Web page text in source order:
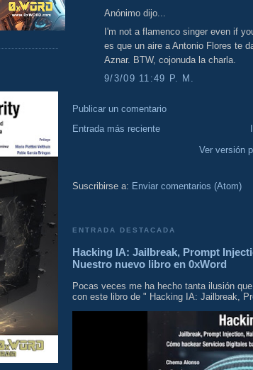
Anónimo dijo...
I'm not a flamenco singer even if
es que un aire a Antonio Flores te
Aznar. BTW, cojonuda la charla.
9/3/09 11:49 P. M.
Publicar un comentario
Entrada más reciente
Ver versión
Suscribirse a: Enviar comentarios (Atom)
ENTRADA DESTACADA
Hacking IA: Jailbreak, Prompt
Nuestro nuevo libro en 0xWord
Pocas veces me ha hecho tanta ilusión
con este libro de " Hacking IA: Jailbreak,